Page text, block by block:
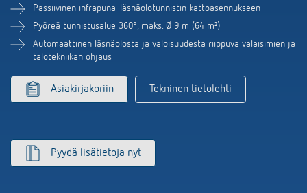
Passiivinen infrapuna-läsnäolotunnistin kattoasennukseen
Pyöreä tunnistusalue 360°, maks. Ø 9 m (64 m²)
Automaattinen läsnäolosta ja valoisuudesta riippuva valaisimien ja
talotekniikan ohjaus
Asiakirjakoriin Tekninen tietolehti
Pyydä lisätietoja nyt